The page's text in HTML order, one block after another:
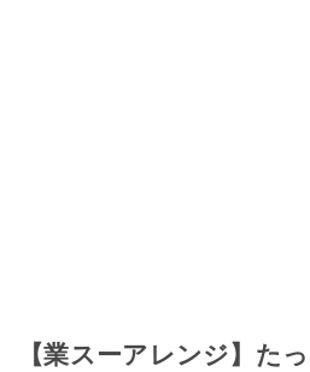
【業スーアレンジ】た